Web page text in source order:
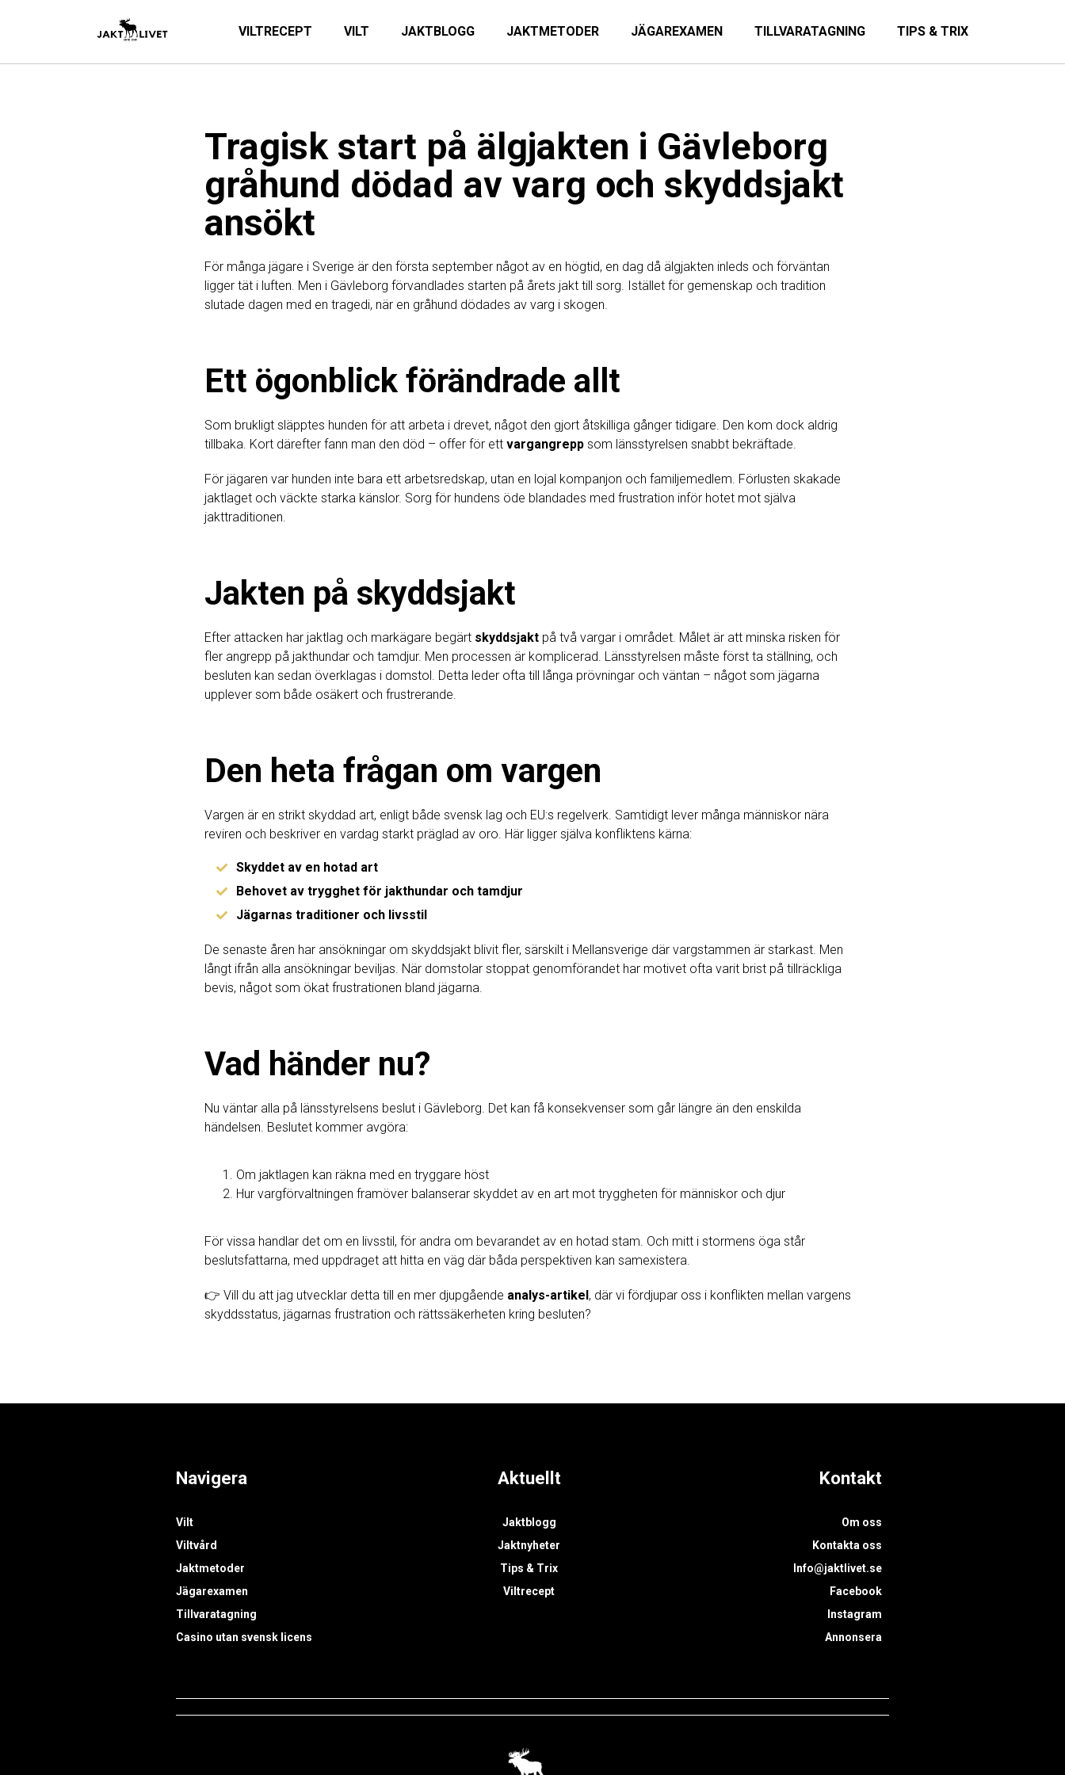
VILTRECEPT VILT JAKTBLOGG JAKTMETODER JÄGAREXAMEN TILLVARATAGNING TIPS & TRIX
Tragisk start på älgjakten i Gävleborg
gråhund dödad av varg och skyddsjakt
ansökt
För många jägare i Sverige är den första september något av en högtid, en dag då älgjakten inleds och förväntan
ligger tät i luften. Men i Gävleborg förvandlades starten på årets jakt till sorg. Istället för gemenskap och tradition
slutade dagen med en tragedi, när en gråhund dödades av varg i skogen.
Ett ögonblick förändrade allt
Som brukligt släpptes hunden för att arbeta i drevet, något den gjort åtskilliga gånger tidigare. Den kom dock aldrig
tillbaka. Kort därefter fann man den död – offer för ett vargangrepp som länsstyrelsen snabbt bekräftade.
För jägaren var hunden inte bara ett arbetsredskap, utan en lojal kompanjon och familjemedlem. Förlusten skakade
jaktlaget och väckte starka känslor. Sorg för hundens öde blandades med frustration inför hotet mot själva
jakttraditionen.
Jakten på skyddsjakt
Efter attacken har jaktlag och markägare begärt skyddsjakt på två vargar i området. Målet är att minska risken för
fler angrepp på jakthundar och tamdjur. Men processen är komplicerad. Länsstyrelsen måste först ta ställning, och
besluten kan sedan överklagas i domstol. Detta leder ofta till långa prövningar och väntan – något som jägarna
upplever som både osäkert och frustrerande.
Den heta frågan om vargen
Vargen är en strikt skyddad art, enligt både svensk lag och EU:s regelverk. Samtidigt lever många människor nära
reviren och beskriver en vardag starkt präglad av oro. Här ligger själva konfliktens kärna:
Skyddet av en hotad art
Behovet av trygghet för jakthundar och tamdjur
Jägarnas traditioner och livsstil
De senaste åren har ansökningar om skyddsjakt blivit fler, särskilt i Mellansverige där vargstammen är starkast. Men
långt ifrån alla ansökningar beviljas. När domstolar stoppat genomförandet har motivet ofta varit brist på tillräckliga
bevis, något som ökat frustrationen bland jägarna.
Vad händer nu?
Nu väntar alla på länsstyrelsens beslut i Gävleborg. Det kan få konsekvenser som går längre än den enskilda
händelsen. Beslutet kommer avgöra:
Om jaktlagen kan räkna med en tryggare höst
Hur vargförvaltningen framöver balanserar skyddet av en art mot tryggheten för människor och djur
För vissa handlar det om en livsstil, för andra om bevarandet av en hotad stam. Och mitt i stormens öga står
beslutsfattarna, med uppdraget att hitta en väg där båda perspektiven kan samexistera.
👉 Vill du att jag utvecklar detta till en mer djupgående analys-artikel, där vi fördjupar oss i konflikten mellan vargens
skyddsstatus, jägarnas frustration och rättssäkerheten kring besluten?
Navigera
Vilt
Viltvård
Jaktmetoder
Jägarexamen
Tillvaratagning
Casino utan svensk licens
Aktuellt
Jaktblogg
Jaktnyheter
Tips & Trix
Viltrecept
Kontakt
Om oss
Kontakta oss
Info@jaktlivet.se
Facebook
Instagram
Annonsera